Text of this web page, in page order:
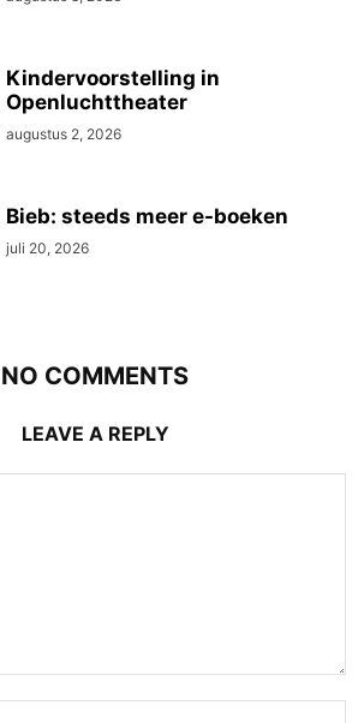
Kindervoorstelling in
Openluchttheater
augustus 2, 2026
Bieb: steeds meer e-boeken
juli 20, 2026
NO COMMENTS
LEAVE A REPLY